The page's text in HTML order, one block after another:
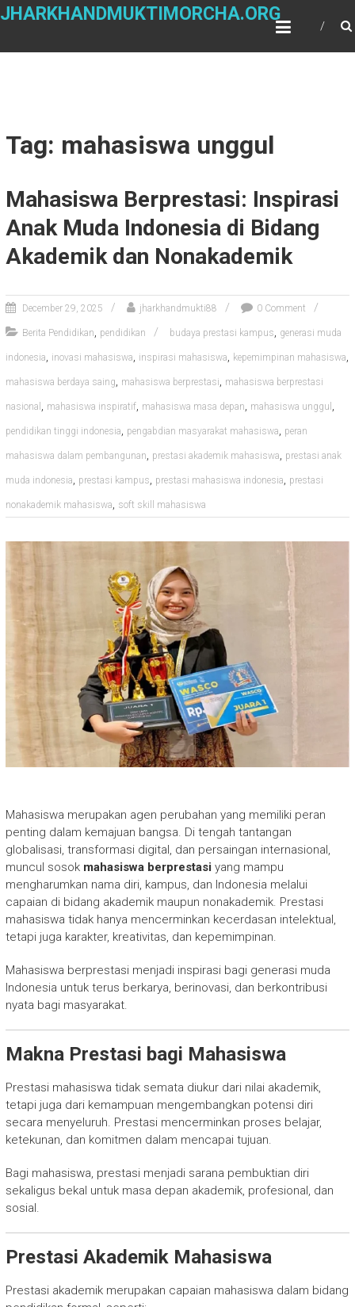
Skip
JHARKHANDMUKTIMORCHA.ORG
Tag: mahasiswa unggul
Mahasiswa Berprestasi: Inspirasi
Anak Muda Indonesia di Bidang
Akademik dan Nonakademik
December 29, 2025 jharkhandmukti88 0 Comment
Berita Pendidikan, pendidikan budaya prestasi kampus, generasi muda
indonesia, inovasi mahasiswa, inspirasi mahasiswa, kepemimpinan mahasiswa,
mahasiswa berdaya saing, mahasiswa berprestasi, mahasiswa berprestasi
nasional , mahasiswa inspiratif, mahasiswa masa depan, mahasiswa unggul ,
pendidikan tinggi indonesia, pengabdian masyarakat mahasiswa, peran
mahasiswa dalam pembangunan, prestasi akademik mahasiswa, prestasi anak
muda indonesia, prestasi kampus, prestasi mahasiswa indonesia, prestasi
nonakademik mahasiswa, soft skill mahasiswa
Mahasiswa merupakan agen perubahan yang memiliki peran
penting dalam kemajuan bangsa. Di tengah tantangan
globalisasi, transformasi digital, dan persaingan internasional,
muncul sosok mahasiswa berprestasi yang mampu
mengharumkan nama diri, kampus, dan Indonesia melalui
capaian di bidang akademik maupun nonakademik. Prestasi
mahasiswa tidak hanya mencerminkan kecerdasan intelektual,
tetapi juga karakter, kreativitas, dan kepemimpinan.
Mahasiswa berprestasi menjadi inspirasi bagi generasi muda
Indonesia untuk terus berkarya, berinovasi, dan berkontribusi
nyata bagi masyarakat.
Makna Prestasi bagi Mahasiswa
Prestasi mahasiswa tidak semata diukur dari nilai akademik,
tetapi juga dari kemampuan mengembangkan potensi diri
secara menyeluruh. Prestasi mencerminkan proses belajar,
ketekunan, dan komitmen dalam mencapai tujuan.
Bagi mahasiswa, prestasi menjadi sarana pembuktian diri
sekaligus bekal untuk masa depan akademik, profesional, dan
sosial.
Prestasi Akademik Mahasiswa
Prestasi akademik merupakan capaian mahasiswa dalam bidang